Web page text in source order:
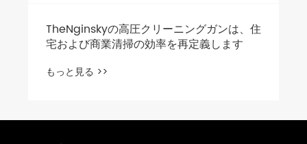
TheNginskyの高圧クリーニングガンは、住
宅および商業清掃の効率を再定義します
もっと見る >>